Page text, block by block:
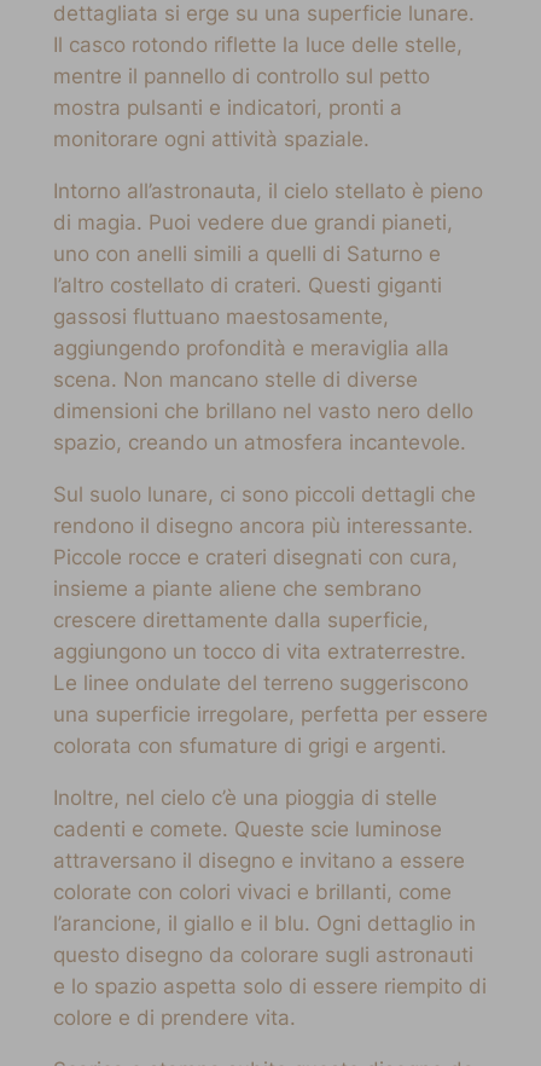
dettagliata si erge su una superficie lunare.
Il casco rotondo riflette la luce delle stelle,
mentre il pannello di controllo sul petto
mostra pulsanti e indicatori, pronti a
monitorare ogni attività spaziale.
Intorno all’astronauta, il cielo stellato è pieno
di magia. Puoi vedere due grandi pianeti,
uno con anelli simili a quelli di Saturno e
l’altro costellato di crateri. Questi giganti
gassosi fluttuano maestosamente,
aggiungendo profondità e meraviglia alla
scena. Non mancano stelle di diverse
dimensioni che brillano nel vasto nero dello
spazio, creando un atmosfera incantevole.
Sul suolo lunare, ci sono piccoli dettagli che
rendono il disegno ancora più interessante.
Piccole rocce e crateri disegnati con cura,
insieme a piante aliene che sembrano
crescere direttamente dalla superficie,
aggiungono un tocco di vita extraterrestre.
Le linee ondulate del terreno suggeriscono
una superficie irregolare, perfetta per essere
colorata con sfumature di grigi e argenti.
Inoltre, nel cielo c’è una pioggia di stelle
cadenti e comete. Queste scie luminose
attraversano il disegno e invitano a essere
colorate con colori vivaci e brillanti, come
l’arancione, il giallo e il blu. Ogni dettaglio in
questo disegno da colorare sugli astronauti
e lo spazio aspetta solo di essere riempito di
colore e di prendere vita.